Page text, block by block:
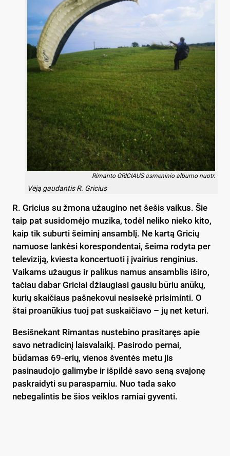
Rimanto GRICIAUS asmeninio albumo nuotr.
Vėją gaudantis R. Gricius
R. Gricius su žmona užaugino net šešis vaikus. Šie
taip pat susidomėjo muzika, todėl neliko nieko kito,
kaip tik suburti šeiminį ansamblį. Ne kartą Gricių
namuose lankėsi korespondentai, šeima rodyta per
televiziją, kviesta koncertuoti į įvairius renginius.
Vaikams užaugus ir palikus namus ansamblis iširo,
tačiau dabar Griciai džiaugiasi gausiu būriu anūkų,
kurių skaičiaus pašnekovui nesisekė prisiminti. O
štai proanūkius tuoj pat suskaičiavo – jų net keturi.
Besišnekant Rimantas nustebino prasitaręs apie
savo netradicinį laisvalaikį. Pasirodo pernai,
būdamas 69-erių, vienos šventės metu jis
pasinaudojo galimybe ir išpildė savo seną svajonę
paskraidyti su parasparniu. Nuo tada sako
nebegalintis be šios veiklos ramiai gyventi.